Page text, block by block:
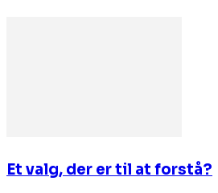
Et valg, der er til at forstå?